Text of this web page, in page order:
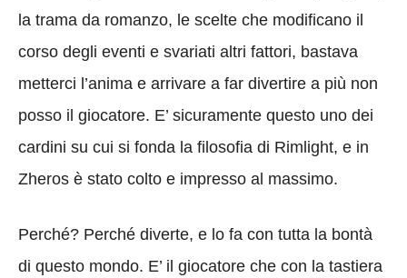
la trama da romanzo, le scelte che modificano il
corso degli eventi e svariati altri fattori, bastava
metterci l’anima e arrivare a far divertire a più non
posso il giocatore. E’ sicuramente questo uno dei
cardini su cui si fonda la filosofia di Rimlight, e in
Zheros è stato colto e impresso al massimo.
Perché? Perché diverte, e lo fa con tutta la bontà
di questo mondo. E’ il giocatore che con la tastiera